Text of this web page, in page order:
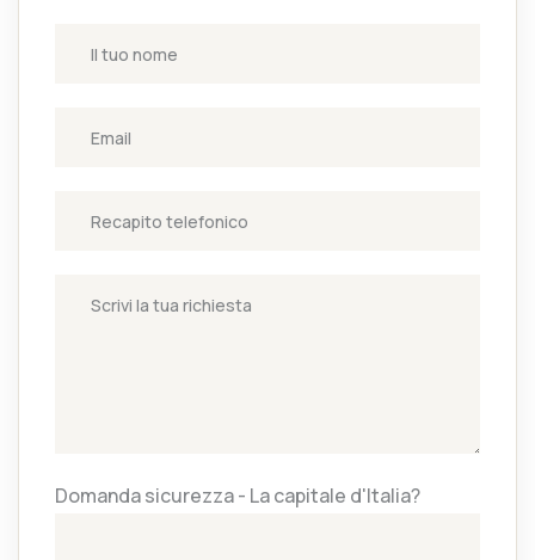
Domanda sicurezza - La capitale d'Italia?